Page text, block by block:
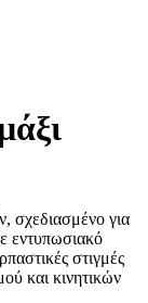
σχεδιασμένο για
εντυπωσιακό
στιγμές
και κινητικών